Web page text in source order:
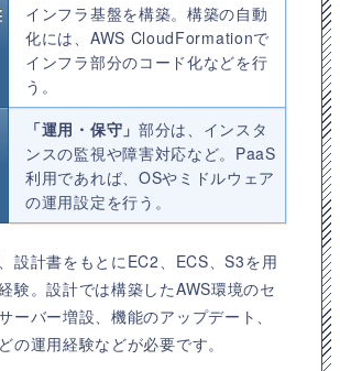
インフラ基盤を構築。構築の自動
化には、AWS CloudFormationで
インフラ部分のコード化などを行
う。
「運用・保守」 部分は、インスタ
ンスの監視や障害対応など。PaaS
利用であれば、OSやミドルウェア
の運用設定を行う。
設計書をもとにEC2、ECS、S3を用
験。設計では構築したAWS環境のセ
ーバー増設、機能のアップデート、
の運用経験などが必要です。